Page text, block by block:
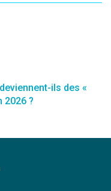
ils des «
2026 ?